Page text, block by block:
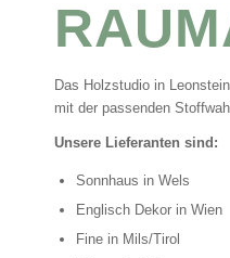
Das Holzstudio in
mit der passenden
Unsere Lieferanten sind:
Sonnhaus in Wels
Englisch Dekor in Wien
Fine in Mils/Tirol